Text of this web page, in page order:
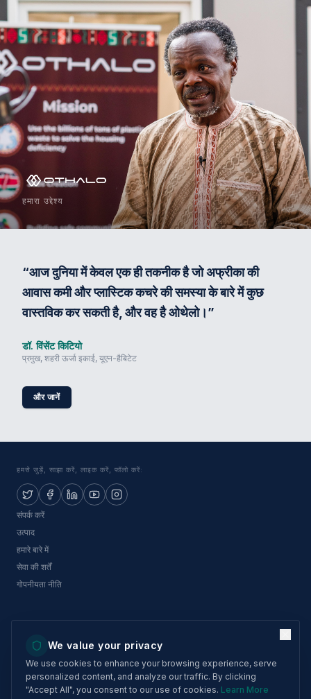
We value your privacy
We use cookies to enhance your browsing experience, serve
personalized content, and analyze our traffic. By clicking
"Accept All", you consent to our use of cookies. Learn More
हमारा उद्देश्य
“आज दुनिया में केवल एक ही तकनीक है जो अफ्रीका की
आवास कमी और प्लास्टिक कचरे की समस्या के बारे में कुछ
वास्तविक कर सकती है, और वह है ओथेलो।”
डॉ. विंसेंट किटियो
प्रमुख, शहरी ऊर्जा इकाई, यूएन-हैबिटेट
और जानें
हमसे जुड़ें, साझा करें, लाइक करें, फॉलो करें:
संपर्क करें
उत्पाद
हमारे बारे में
सेवा की शर्तें
गोपनीयता नीति
ओथेलो ग्रुप लिमिटेड
पंजीकरण संख्या: 01010884
लाइसेंस संख्या: 07010857